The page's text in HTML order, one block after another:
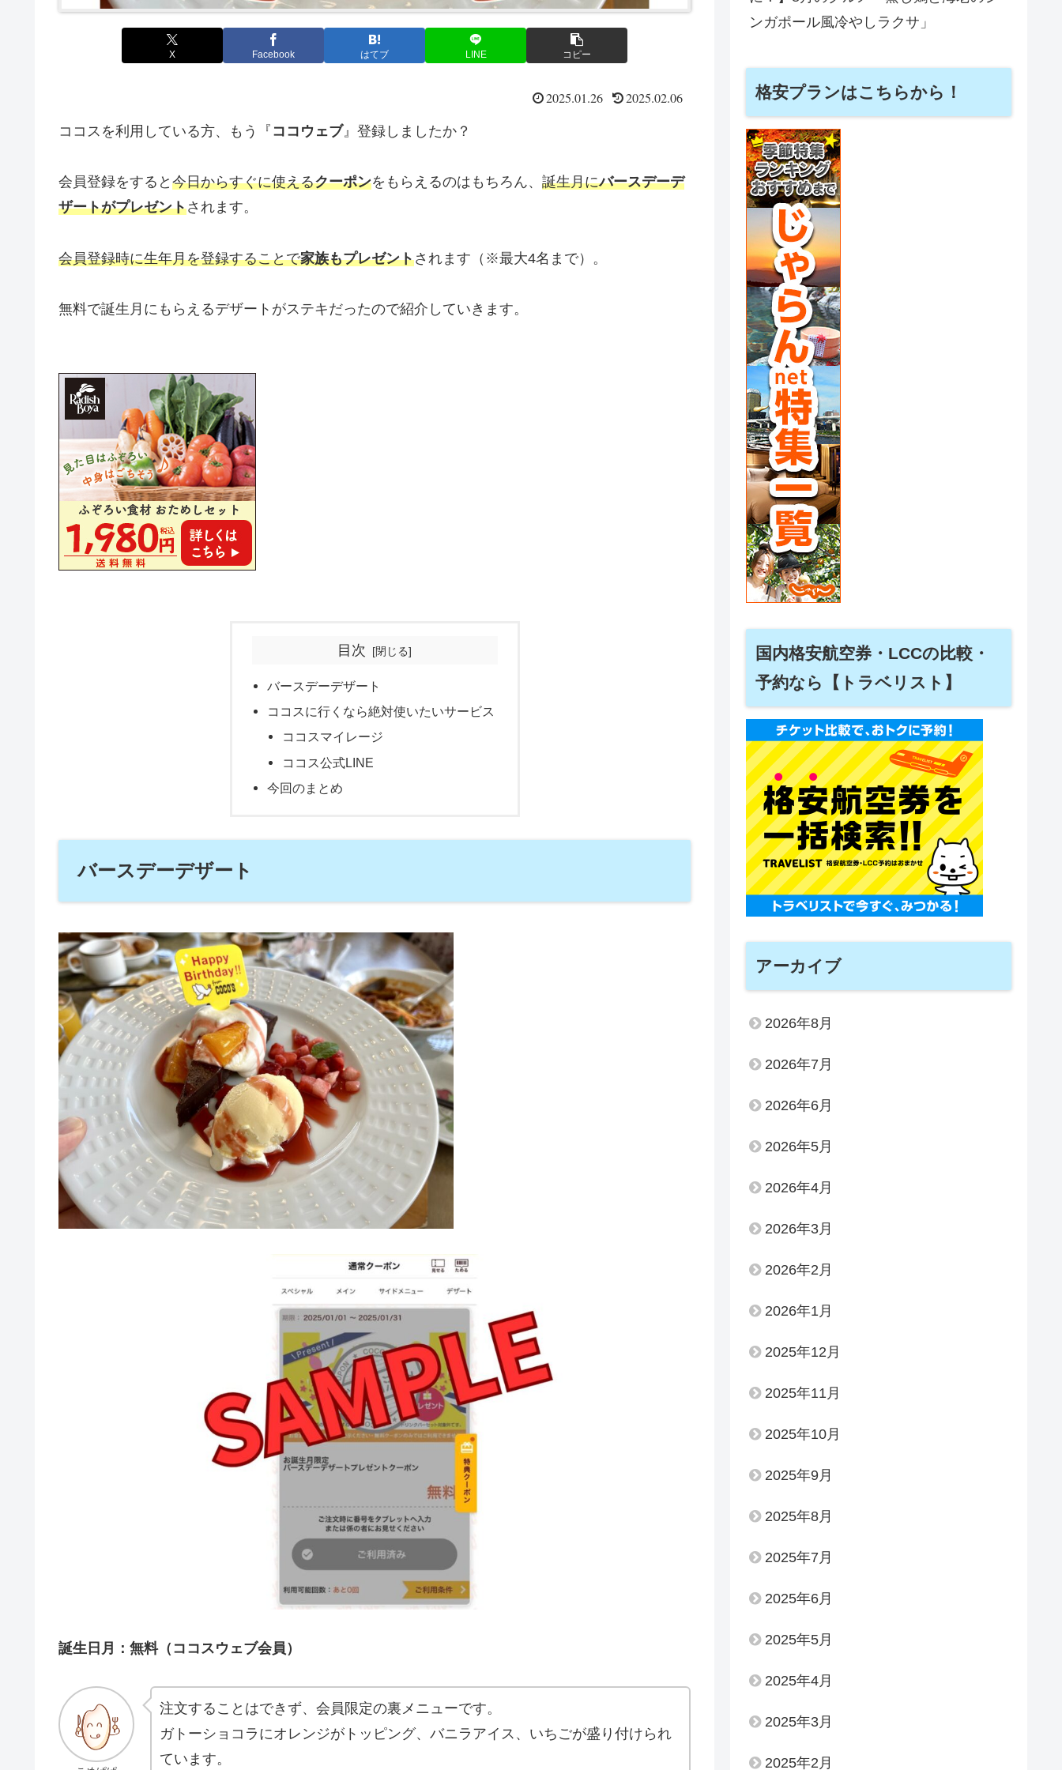
X Facebook はてブ LINE コピー
2025.01.26 2025.02.06
ココスを利用している方、もう『 ココウェブ』登録しましたか？
会員登録をすると 今日からすぐに使えるクーポンをもらえるのはもちろん、 誕生月にバースデーデ
ザートがプレゼントされます。
会員登録時に生年月を登録することで家族もプレゼントされます（※最大4名まで）。
無料で誕生月にもらえるデザートがステキだったので紹介していきます。
目次
バースデーデザート
ココスに行くなら絶対使いたいサービス
ココスマイレージ
ココス公式LINE
今回のまとめ
バースデーデザート
誕生日月：無料（ココスウェブ会員）
注文することはできず、会員限定の裏メニューです。
ガトーショコラにオレンジがトッピング、バニラアイス、いちごが盛り付けられ
ています。
ンガポール風冷やしラクサ」
格安プランはこちらから！
国内格安航空券・LCCの比較・
予約なら【トラベリスト】
アーカイブ
2026年8月
2026年7月
2026年6月
2026年5月
2026年4月
2026年3月
2026年2月
2026年1月
2025年12月
2025年11月
2025年10月
2025年9月
2025年8月
2025年7月
2025年6月
2025年5月
2025年4月
2025年3月
2025年2月